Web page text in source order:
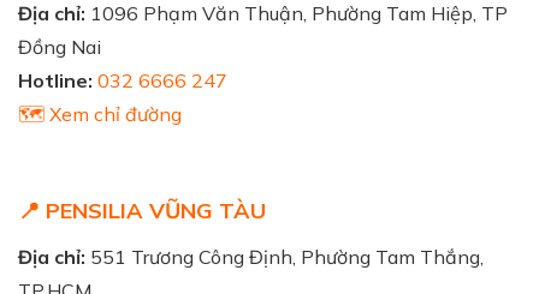
Địa chỉ: 1096 Phạm Văn Thuận, Phường Tam Hiệp, TP
Đồng Nai
Hotline: 032 6666 247
🗺️ Xem chỉ đường
📍 PENSILIA VŨNG TÀU
Địa chỉ: 551 Trương Công Định, Phường Tam Thắng,